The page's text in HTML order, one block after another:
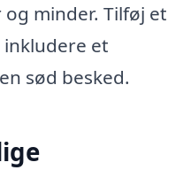
minder. Tilføj et
et
sød besked.